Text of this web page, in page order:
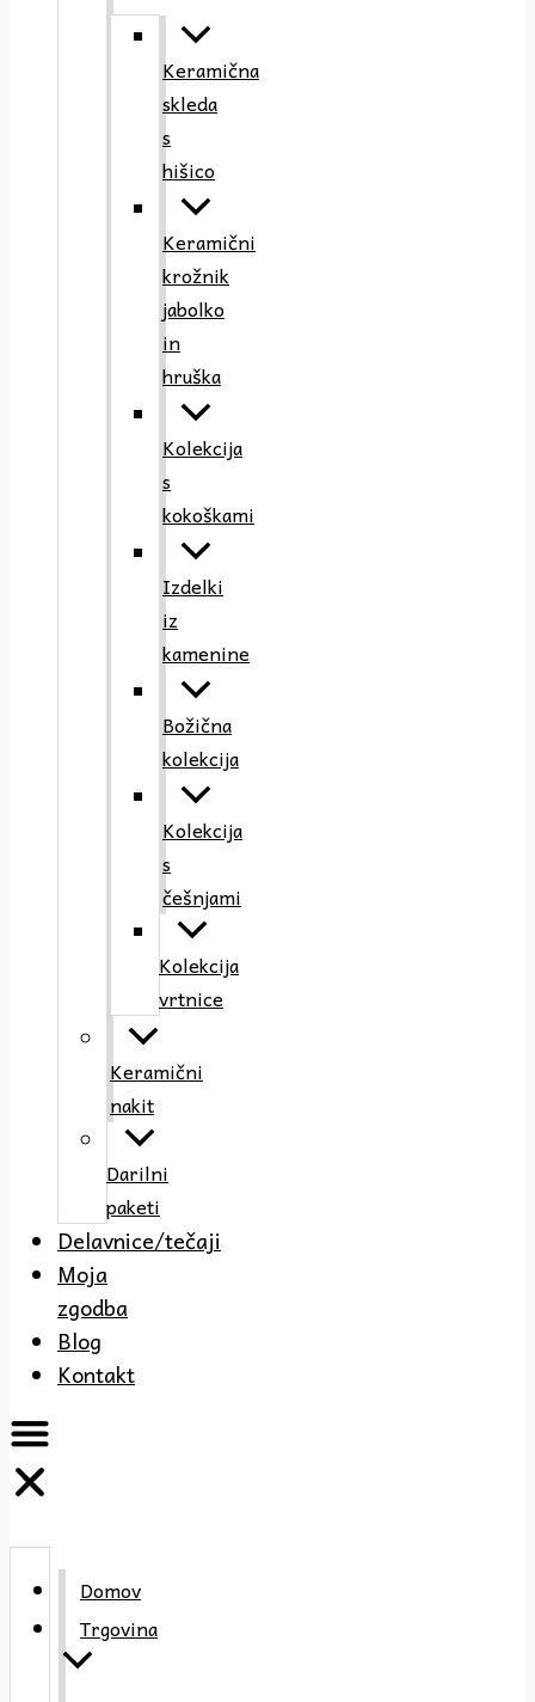
Keramična
skleda
s
hišico
Keramični
krožnik
jabolko
in
hruška
Kolekcija
s
kokoškami
Izdelki
iz
kamenine
Božična
kolekcija
Kolekcija
s
češnjami
Kolekcija
vrtnice
Keramični
nakit
Darilni
paketi
Delavnice/tečaji
Moja
zgodba
Blog
Kontakt
Domov
Trgovina